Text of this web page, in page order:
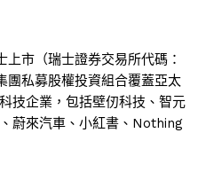
市（瑞士證券交易所代碼：
團私募股權投資組合覆蓋亞太
技企業，包括壁仞科技、智元
蔚來汽車、小紅書、Nothing